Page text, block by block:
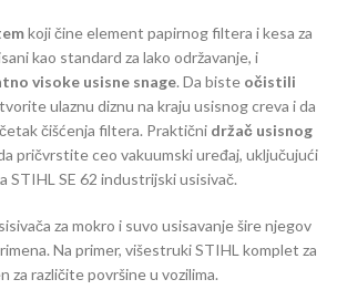
koji čine element papirnog filtera i kesa za
kao standard za lako održavanje, i
visoke usisne snage. Da biste očistili
ulaznu diznu na kraju usisnog creva i da
čišćenja filtera. Praktični držač usisnog
pričvrstite ceo vakuumski uređaj, uključujući
STIHL SE 62 industrijski usisivač.
za mokro i suvo usisavanje šire njegov
Na primer, višestruki STIHL komplet za
za različite površine u vozilima.